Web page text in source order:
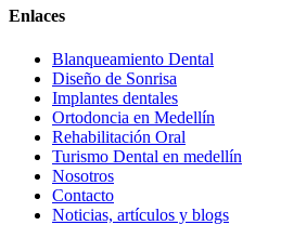
Enlaces
Blanqueamiento Dental
Diseño de Sonrisa
Implantes dentales
Ortodoncia en Medellín
Rehabilitación Oral
Turismo Dental en medellín
Nosotros
Contacto
Noticias, artículos y blogs